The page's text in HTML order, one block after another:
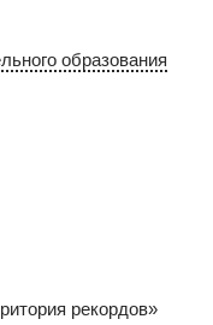
образования
рекордов»